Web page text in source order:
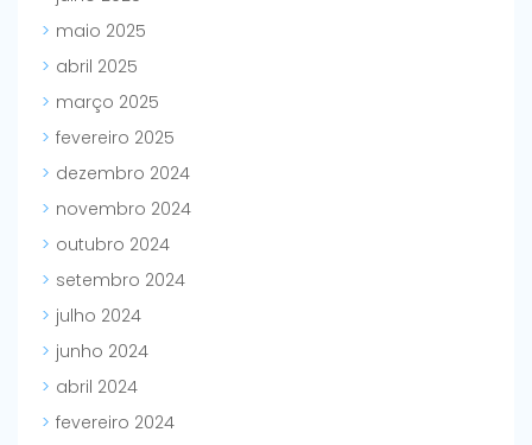
maio 2025
abril 2025
março 2025
fevereiro 2025
dezembro 2024
novembro 2024
outubro 2024
setembro 2024
julho 2024
junho 2024
abril 2024
fevereiro 2024